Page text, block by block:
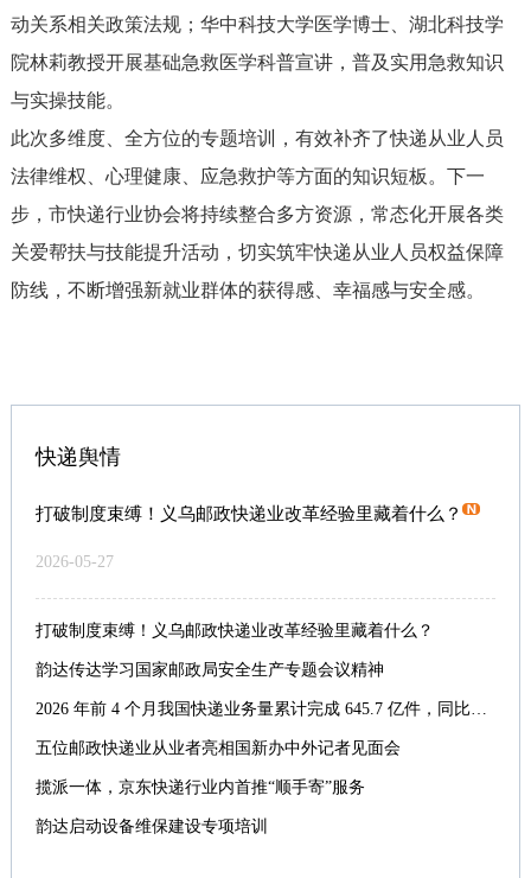
动关系相关政策法规；华中科技大学医学博士、湖北科技学
院林莉教授开展基础急救医学科普宣讲，普及实用急救知识
与实操技能。
此次多维度、全方位的专题培训，有效补齐了快递从业人员
法律维权、心理健康、应急救护等方面的知识短板。下一
步，市快递行业协会将持续整合多方资源，常态化开展各类
关爱帮扶与技能提升活动，切实筑牢快递从业人员权益保障
防线，不断增强新就业群体的获得感、幸福感与安全感。
快递舆情
打破制度束缚！义乌邮政快递业改革经验里藏着什么？
2026-05-27
打破制度束缚！义乌邮政快递业改革经验里藏着什么？
韵达传达学习国家邮政局安全生产专题会议精神
2026 年前 4 个月我国快递业务量累计完成 645.7 亿件，同比增长 5.1%
五位邮政快递业从业者亮相国新办中外记者见面会
揽派一体，京东快递行业内首推“顺手寄”服务
韵达启动设备维保建设专项培训